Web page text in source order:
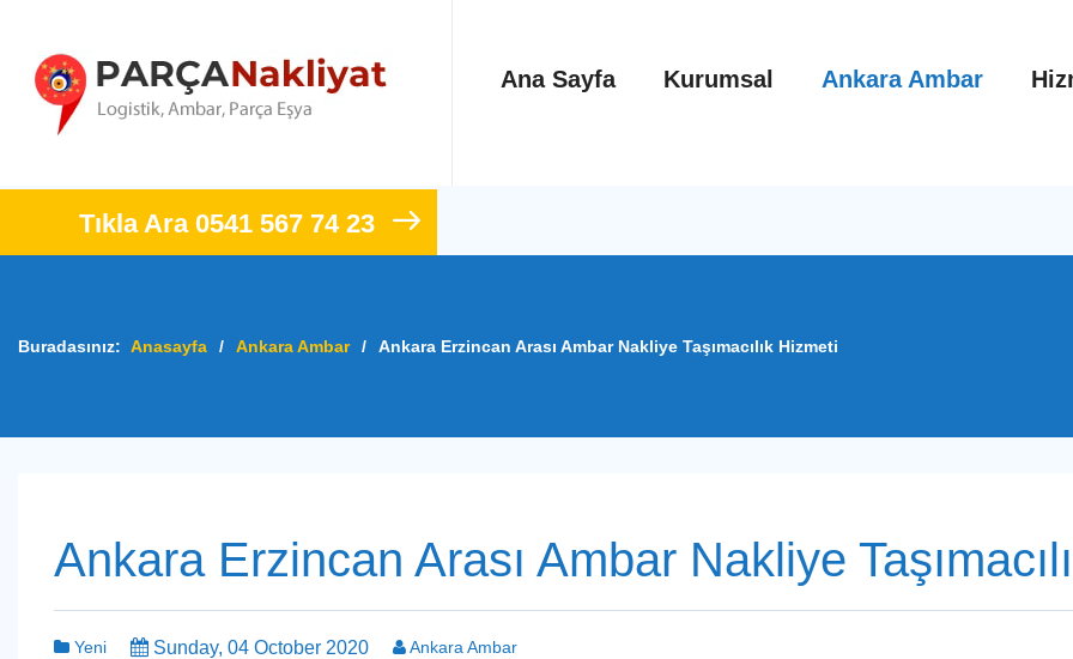
Ana Sayfa Kurumsal Ankara Ambar
Tıkla Ara 0541 567 74 23
Buradasınız: Anasayfa / Ankara Ambar / Ankara Erzincan Arası Ambar Nakliye Taşımacılık Hizmeti
Ankara Erzincan Arası Ambar Nakliye
Yeni Sunday, 04 October 2020 Ankara Ambar